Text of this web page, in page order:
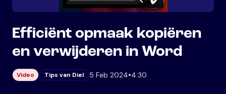
Efficiënt opmaak kopiëren
en verwijderen in Word
Video Tips van Diel 5 Feb 2024•4:30